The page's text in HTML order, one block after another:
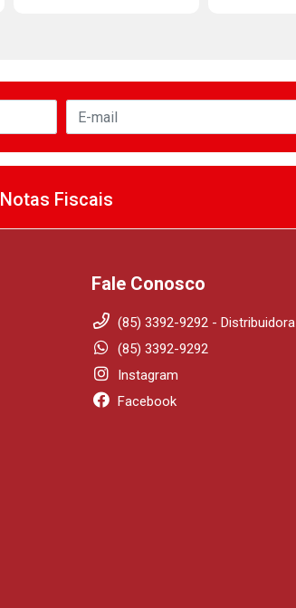
Notas Fiscais
Fale Conosco
(85) 3392-9292 - Distribuidora
(85) 3392-9292
Instagram
Facebook